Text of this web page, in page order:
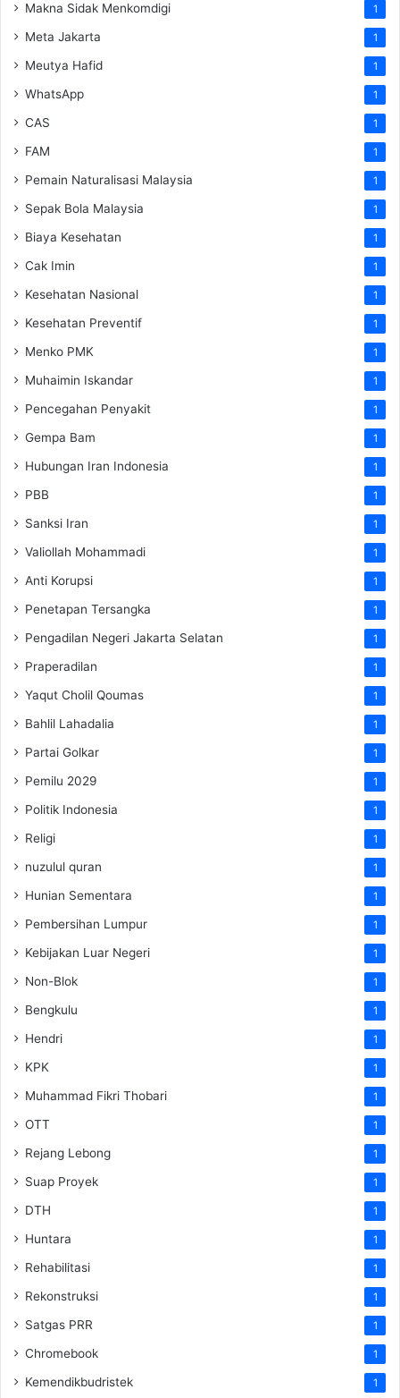
Makna Sidak Menkomdigi 1
Meta Jakarta 1
Meutya Hafid 1
WhatsApp 1
CAS 1
FAM 1
Pemain Naturalisasi Malaysia 1
Sepak Bola Malaysia 1
Biaya Kesehatan 1
Cak Imin 1
Kesehatan Nasional 1
Kesehatan Preventif 1
Menko PMK 1
Muhaimin Iskandar 1
Pencegahan Penyakit 1
Gempa Bam 1
Hubungan Iran Indonesia 1
PBB 1
Sanksi Iran 1
Valiollah Mohammadi 1
Anti Korupsi 1
Penetapan Tersangka 1
Pengadilan Negeri Jakarta Selatan 1
Praperadilan 1
Yaqut Cholil Qoumas 1
Bahlil Lahadalia 1
Partai Golkar 1
Pemilu 2029 1
Politik Indonesia 1
Religi 1
nuzulul quran 1
Hunian Sementara 1
Pembersihan Lumpur 1
Kebijakan Luar Negeri 1
Non-Blok 1
Bengkulu 1
Hendri 1
KPK 1
Muhammad Fikri Thobari 1
OTT 1
Rejang Lebong 1
Suap Proyek 1
DTH 1
Huntara 1
Rehabilitasi 1
Rekonstruksi 1
Satgas PRR 1
Chromebook 1
Kemendikbudristek 1